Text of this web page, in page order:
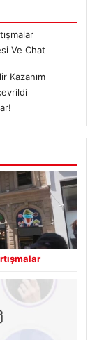
Ve Chat
Kazanım